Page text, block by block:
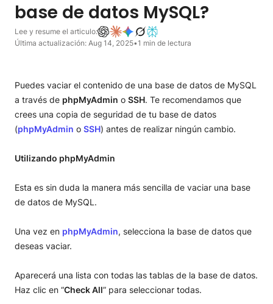
base de datos MySQL?
Lee y resume el articulo:
Última actualización: Aug 14, 2025•1 min de lectura
Puedes vaciar el contenido de una base de datos de MySQL
a través de phpMyAdmin o SSH. Te recomendamos que
crees una copia de seguridad de tu base de datos
(phpMyAdmin o SSH) antes de realizar ningún cambio.
Utilizando phpMyAdmin
Esta es sin duda la manera más sencilla de vaciar una base
de datos de MySQL.
Una vez en phpMyAdmin, selecciona la base de datos que
deseas vaciar.
Aparecerá una lista con todas las tablas de la base de datos.
Haz clic en “Check All” para seleccionar todas.